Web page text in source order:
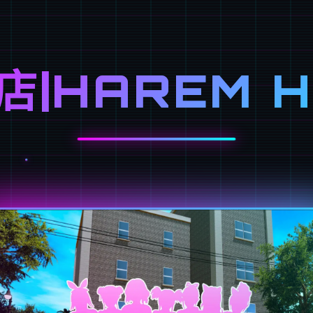
|HAREM